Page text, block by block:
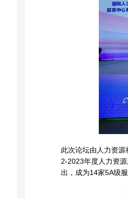
此次论坛由人力资
2-2023年度人力资
出，成为14家5A级